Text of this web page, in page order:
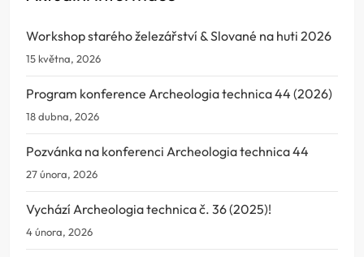
Workshop starého železářství & Slované na huti 2026
15 května, 2026
Program konference Archeologia technica 44 (2026)
18 dubna, 2026
Pozvánka na konferenci Archeologia technica 44
27 února, 2026
Vychází Archeologia technica č. 36 (2025)!
4 února, 2026